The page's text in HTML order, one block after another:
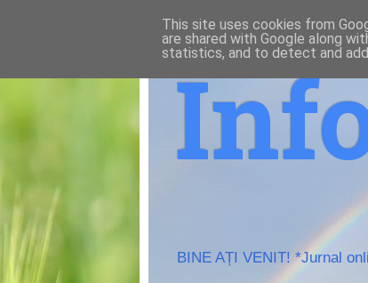
BINE AȚI VENIT! *Jurnal
This site uses cookies from
are shared with Google along
statistics, and to detect and